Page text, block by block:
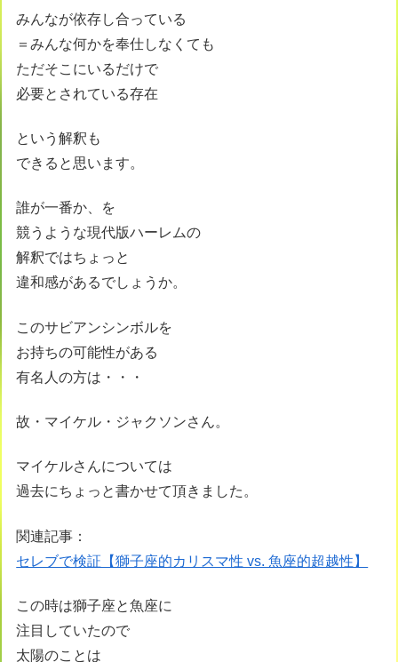
みんなが依存し合っている
＝みんな何かを奉仕しなくても
ただそこにいるだけで
必要とされている存在
という解釈も
できると思います。
誰が一番か、を
競うような現代版ハーレムの
解釈ではちょっと
違和感があるでしょうか。
このサビアンシンボルを
お持ちの可能性がある
有名人の方は・・・
故・マイケル・ジャクソンさん。
マイケルさんについては
過去にちょっと書かせて頂きました。
関連記事：
セレブで検証【獅子座的カリスマ性 vs. 魚座的超越性】
この時は獅子座と魚座に
注目していたので
太陽のことは